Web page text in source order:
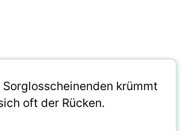
krümmt
oft der Rücken.